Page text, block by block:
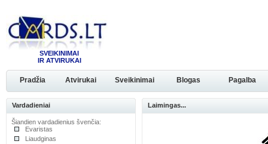
SVEIKINIMAI
IR ATVIRUKAI
Pradžia Atvirukai Sveikinimai Blogas Pagalba
Vardadieniai
Šiandien vardadienius švenčia:
Evaristas
Liaudginas
Laimingas...